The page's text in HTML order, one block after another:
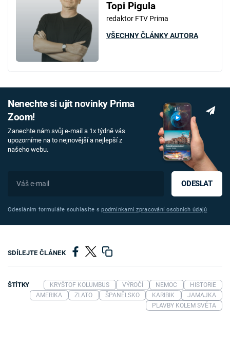
Topi Pigula
redaktor FTV Prima
VŠECHNY ČLÁNKY AUTORA
Nenechte si ujít novinky Prima
Zoom!
Zanechte nám svůj e-mail a 1x týdně vás
upozorníme na to nejnovější a nejlepší z
našeho webu.
ODESLAT
Odesláním formuláře souhlasíte spodmínkami zpracování osobních údajů
SDÍLEJTE ČLÁNEK
ŠTÍTKY KRYŠTOF KOLUMBUS VÝROČÍ NEMOC
HISTORIE
AMERIKA
ZLATO ŠPANĚLSKO KARIBIK
JAMAJKA
PLAVBY KOLEM SVĚTA